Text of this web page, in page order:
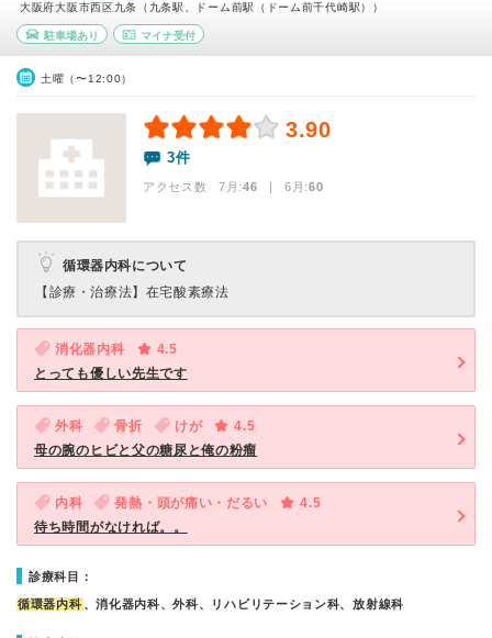
大阪府大阪市西区九条（九条駅、ドーム前駅（ドーム前千代崎駅））
駐車場あり マイナ受付
土曜（〜12:00）
3.90
3件
アクセス数 7月:46 | 6月:60
循環器内科について
【診療・治療法】 在宅酸素療法
消化器内科
4.5
とっても優しい先生です
外科 骨折 けが
4.5
母の腕のヒビと父の糖尿と俺の粉瘤
内科 発熱・頭が痛い・だるい
4.5
待ち時間がなければ。。
診療科目：
循環器内科 、消化器内科、外科、リハビリテーション科、放射線科